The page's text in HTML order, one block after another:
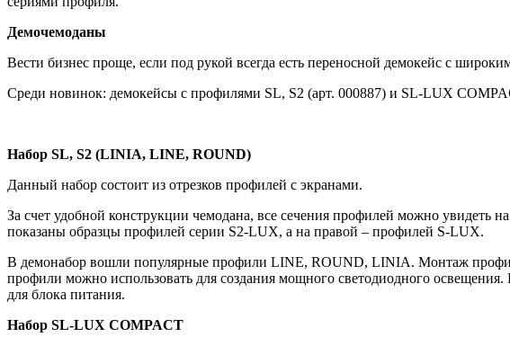
Демочемоданы
Вести бизнес проще, если под рукой всегда есть переносной демокейс с
Среди новинок: демокейсы с профилями SL, S2 (арт. 000887) и SL-LUX
Набор SL, S2 (LINIA, LINE, ROUND)
Данный набор состоит из отрезков профилей с экранами.
За счет удобной конструкции чемодана, все сечения профилей можно увидеть
показаны образцы профилей серии S2-LUX, а на правой – профилей S-LUX.
В демонабор вошли популярные профили LINE, ROUND, LINIA. Монтаж
профили можно использовать для создания мощного светодиодного
для блока питания.
Набор SL-LUX COMPACT